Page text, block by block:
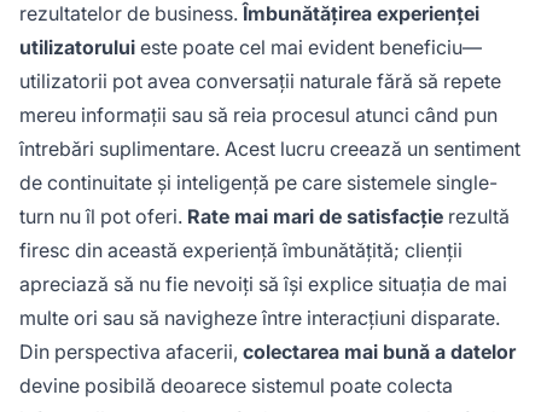
rezultatelor de business.Îmbunătățirea experienței
utilizatorului este poate cel mai evident beneficiu—
utilizatorii pot avea conversații naturale fără să repete
mereu informații sau să reia procesul atunci când pun
întrebări suplimentare. Acest lucru creează un sentiment
de continuitate și inteligență pe care sistemele single-
turn nu îl pot oferi. Rate mai mari de satisfacție rezultă
firesc din această experiență îmbunătățită; clienții
apreciază să nu fie nevoiți să își explice situația de mai
multe ori sau să navigheze între interacțiuni disparate.
Din perspectiva afacerii, colectarea mai bună a datelor
devine posibilă deoarece sistemul poate colecta